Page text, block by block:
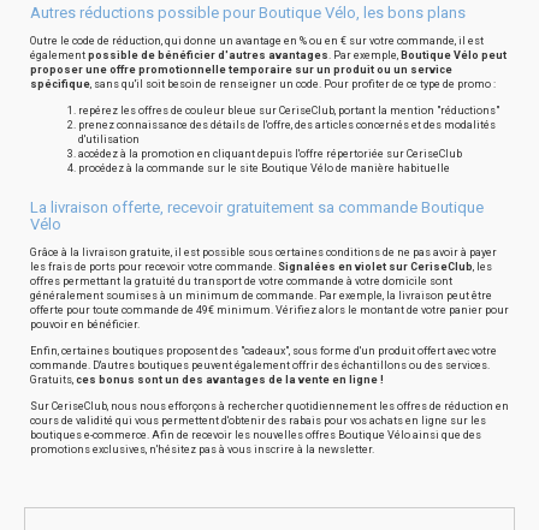
Autres réductions possible pour Boutique Vélo, les bons plans
Outre le code de réduction, qui donne un avantage en % ou en € sur votre commande, il est
également possible de bénéficier d'autres avantages. Par exemple, Boutique Vélo peut
proposer une offre promotionnelle temporaire sur un produit ou un service
spécifique, sans qu'il soit besoin de renseigner un code. Pour profiter de ce type de promo :
repérez les offres de couleur bleue sur CeriseClub, portant la mention "réductions"
prenez connaissance des détails de l'offre, des articles concernés et des modalités
d'utilisation
accédez à la promotion en cliquant depuis l'offre répertoriée sur CeriseClub
procédez à la commande sur le site Boutique Vélo de manière habituelle
La livraison offerte, recevoir gratuitement sa commande Boutique
Vélo
Grâce à la livraison gratuite, il est possible sous certaines conditions de ne pas avoir à payer
les frais de ports pour recevoir votre commande. Signalées en violet sur CeriseClub, les
offres permettant la gratuité du transport de votre commande à votre domicile sont
généralement soumises à un minimum de commande. Par exemple, la livraison peut être
offerte pour toute commande de 49€ minimum. Vérifiez alors le montant de votre panier pour
pouvoir en bénéficier.
Enfin, certaines boutiques proposent des "cadeaux", sous forme d'un produit offert avec votre
commande. D'autres boutiques peuvent également offrir des échantillons ou des services.
Gratuits, ces bonus sont un des avantages de la vente en ligne !
Sur CeriseClub, nous nous efforçons à rechercher quotidiennement les offres de réduction en
cours de validité qui vous permettent d'obtenir des rabais pour vos achats en ligne sur les
boutiques e-commerce. Afin de recevoir les nouvelles offres Boutique Vélo ainsi que des
promotions exclusives, n'hésitez pas à vous inscrire à la newsletter.